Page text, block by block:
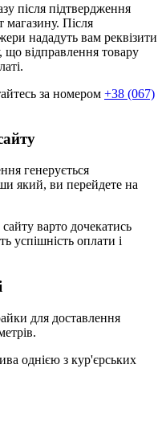
після підтвердження
магазину. Після
нададуть вам реквізити
що відправлення товару
за номером +38 (067)
генерується
який, ви перейдете на
варто дочекатись
успішність оплати і
для доставлення
однією з кур'єрських